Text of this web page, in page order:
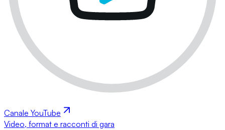
Canale YouTube
Video, format e racconti di gara